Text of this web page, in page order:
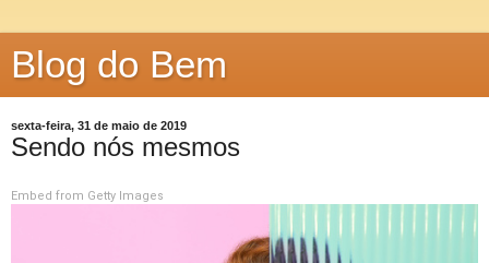
Blog do Bem
sexta-feira, 31 de maio de 2019
Sendo nós mesmos
Embed from Getty Images